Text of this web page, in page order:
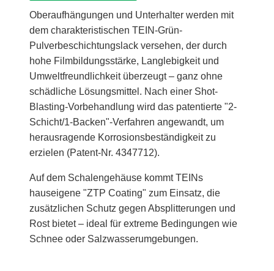
Oberaufhängungen und Unterhalter werden mit
dem charakteristischen TEIN-Grün-
Pulverbeschichtungslack versehen, der durch
hohe Filmbildungsstärke, Langlebigkeit und
Umweltfreundlichkeit überzeugt – ganz ohne
schädliche Lösungsmittel. Nach einer Shot-
Blasting-Vorbehandlung wird das patentierte "2-
Schicht/1-Backen"-Verfahren angewandt, um
herausragende Korrosionsbeständigkeit zu
erzielen (Patent-Nr. 4347712).
Auf dem Schalengehäuse kommt TEINs
hauseigene "ZTP Coating" zum Einsatz, die
zusätzlichen Schutz gegen Absplitterungen und
Rost bietet – ideal für extreme Bedingungen wie
Schnee oder Salzwasserumgebungen.